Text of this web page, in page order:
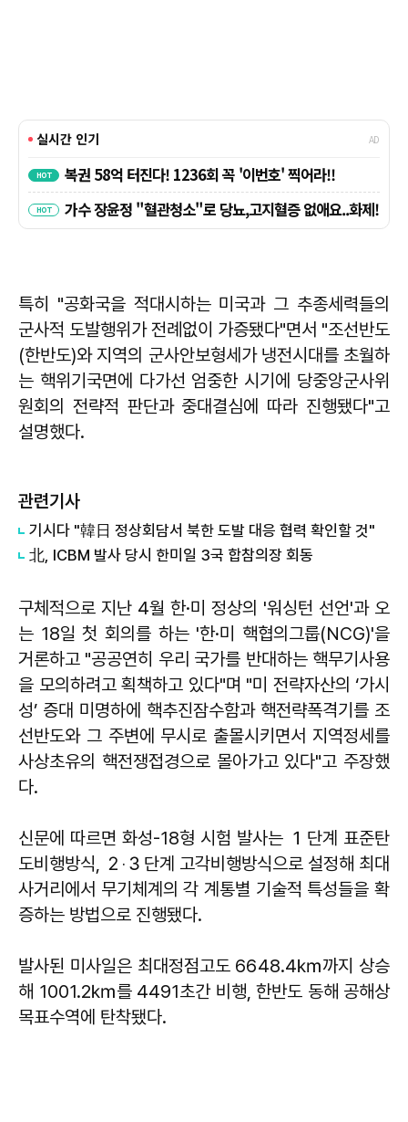
특히 "공화국을 적대시하는 미국과 그 추종세력들의
군사적 도발행위가 전례없이 가증됐다"면서 "조선반도
(한반도)와 지역의 군사안보형세가 냉전시대를 초월하
는 핵위기국면에 다가선 엄중한 시기에 당중앙군사위
원회의 전략적 판단과 중대결심에 따라 진행됐다"고
설명했다.
관련기사
기시다 "韓日 정상회담서 북한 도발 대응 협력 확인할 것"
北, ICBM 발사 당시 한미일 3국 합참의장 회동
구체적으로 지난 4월 한·미 정상의 '워싱턴 선언'과 오
는 18일 첫 회의를 하는 '한·미 핵협의그룹(NCG)'을
거론하고 "공공연히 우리 국가를 반대하는 핵무기사용
을 모의하려고 획책하고 있다"며 "미 전략자산의 ‘가시
성’ 증대 미명하에 핵추진잠수함과 핵전략폭격기를 조
선반도와 그 주변에 무시로 출몰시키면서 지역정세를
사상초유의 핵전쟁접경으로 몰아가고 있다"고 주장했
다.
신문에 따르면 화성-18형 시험 발사는 １단계 표준탄
도비행방식, ２‧３단계 고각비행방식으로 설정해 최대
사거리에서 무기체계의 각 계통별 기술적 특성들을 확
증하는 방법으로 진행됐다.
발사된 미사일은 최대정점고도 6648.4㎞까지 상승
해 1001.2㎞를 4491초간 비행, 한반도 동해 공해상
목표수역에 탄착됐다.